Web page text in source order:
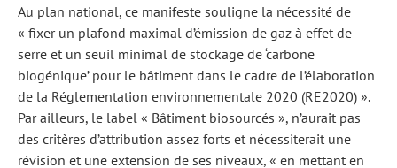
Au plan national, ce manifeste souligne la nécessité de
« fixer un plafond maximal d’émission de gaz à effet de
serre et un seuil minimal de stockage de ‘carbone
biogénique’ pour le bâtiment dans le cadre de l’élaboration
de la Réglementation environnementale 2020 (RE2020) ».
Par ailleurs, le label « Bâtiment biosourcés », n’aurait pas
des critères d’attribution assez forts et nécessiterait une
révision et une extension de ses niveaux, « en mettant en